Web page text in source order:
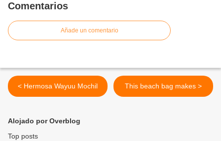
Comentarios
Añade un comentario
< Hermosa Wayuu Mochil This beach bag makes >
Alojado por Overblog
Top posts